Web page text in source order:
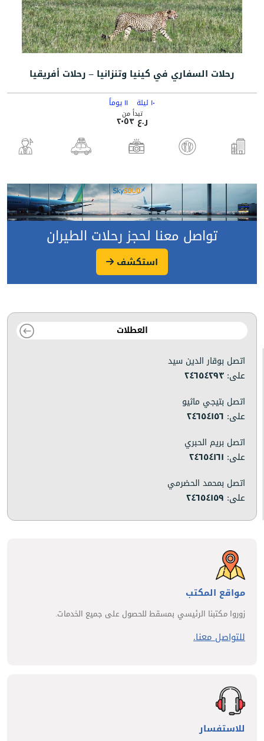
رحلات السفاري في كينيا وتنزانيا – رحلات أفريقيا
١٠ ليلة ١١ يوماً
تبدأ من
ر.ع ٢٠٥٣
تواصل معنا لحجز رحلات الطيران
استكشف
العطلات
اتصل بوقار الدين سيد
على: ٢٤٦٥٤٢٩٣
اتصل بتيجي ماثيو
على: ٢٤٦٥٤١٥٦
اتصل بريم الحبري
على: ٢٤٦٥٤١٦١
اتصل بمحمد الحضرمي
على: ٢٤٦٥٤١٥٩
مواقع المكتب
زوروا مكتبنا الرئيسي بمسقط للحصول على جميع الخدمات.
للتواصل معنا.
للاستفسار